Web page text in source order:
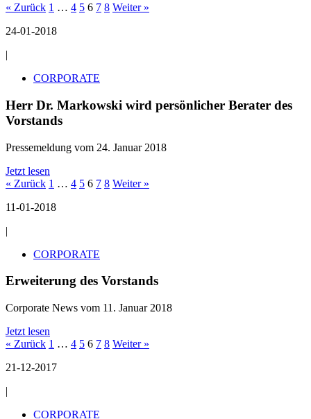
« Zurück 1 … 4 5 6 7 8 Weiter »
24-01-2018
|
CORPORATE
Herr Dr. Markowski wird persönlicher Berater des
Vorstands
Pressemeldung vom 24. Januar 2018
Jetzt lesen
« Zurück 1 … 4 5 6 7 8 Weiter »
11-01-2018
|
CORPORATE
Erweiterung des Vorstands
Corporate News vom 11. Januar 2018
Jetzt lesen
« Zurück 1 … 4 5 6 7 8 Weiter »
21-12-2017
|
CORPORATE